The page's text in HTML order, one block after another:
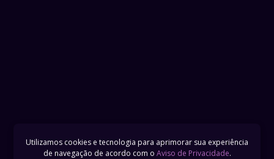
Utilizamos cookies e tecnologia para aprimorar sua experiência
de navegação de acordo com o Aviso de Privacidade.